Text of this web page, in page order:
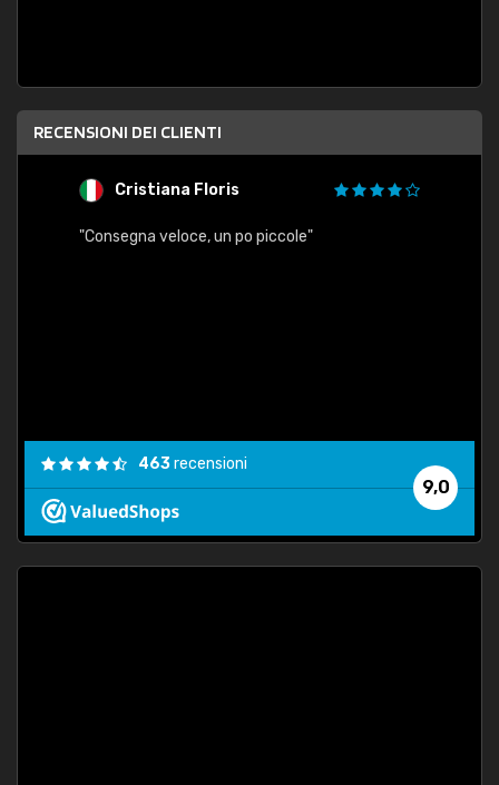
RECENSIONI DEI CLIENTI
Cristiana Floris
"Consegna veloce, un po piccole"
9,0
463recensioni